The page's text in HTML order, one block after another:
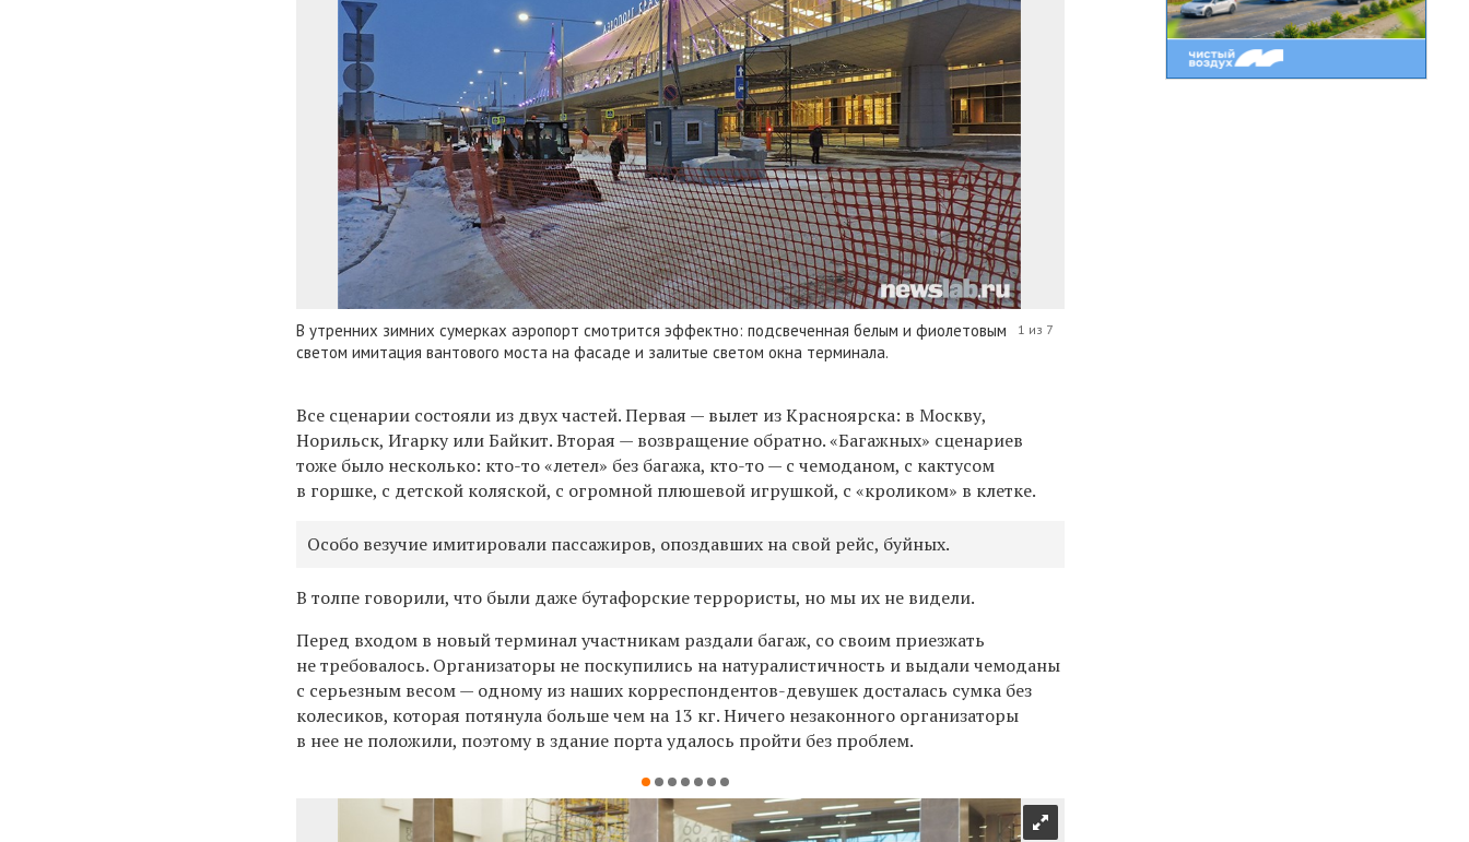
В утренних зимних сумерках аэропорт смотрится эффектно: подсвеченная белым и фиолетовым
светом имитация вантового моста на фасаде и залитые светом окна терминала.
1 из 7
Все сценарии состояли из двух частей. Первая — вылет из Красноярска: в Москву,
Норильск, Игарку или Байкит. Вторая — возвращение обратно. «Багажных» сценариев
тоже было несколько: кто-то «летел» без багажа, кто-то — с чемоданом, с кактусом
в горшке, с детской коляской, с огромной плюшевой игрушкой, с «кроликом» в клетке.
Особо везучие имитировали пассажиров, опоздавших на свой рейс, буйных.
В толпе говорили, что были даже бутафорские террористы, но мы их не видели.
Перед входом в новый терминал участникам раздали багаж, со своим приезжать
не требовалось. Организаторы не поскупились на натуралистичность и выдали чемоданы
с серьезным весом — одному из наших корреспондентов-девушек досталась сумка без
колесиков, которая потянула больше чем на 13 кг. Ничего незаконного организаторы
в нее не положили, поэтому в здание порта удалось пройти без проблем.